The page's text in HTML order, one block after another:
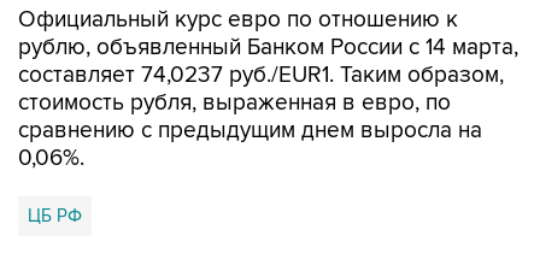
Официальный курс евро по отношению к
рублю, объявленный Банком России с 14 марта,
составляет 74,0237 руб./EUR1. Таким образом,
стоимость рубля, выраженная в евро, по
сравнению с предыдущим днем выросла на
0,06%.
ЦБ РФ